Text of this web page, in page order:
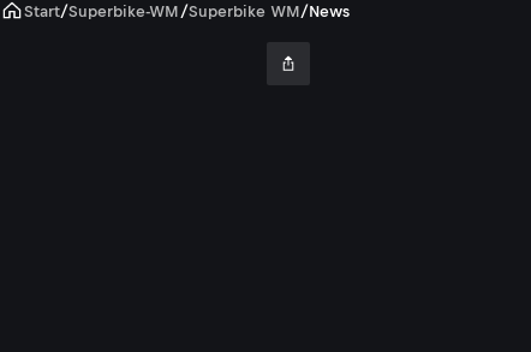
Start/Superbike-WM /Superbike WM/News